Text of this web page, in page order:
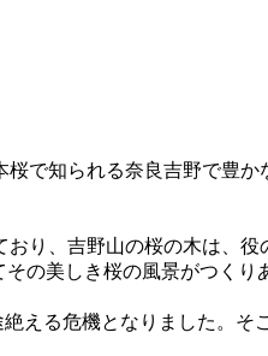
で知られる奈良吉野で豊
り、吉野山の桜の木は、
の美しき桜の風景がつくり
える危機となりました。